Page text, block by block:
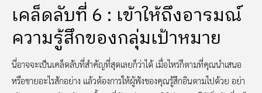
เคล็ดลับที่ 6 : เข้าให้ถึงอารมณ์
ความรู้สึกของกลุ่มเป้าหมาย
นี่อาจจะเป็นเคล็ดลับที่สำคัญที่สุดเลยก็ว่าได้ เมื่อไหร่ก็ตามที่คุณนำเสนอ
หรือขายอะไรสักอย่าง แล้วต้องการให้ผู้ฟังของคุณรู้สึกอินตามไปด้วย อย่า